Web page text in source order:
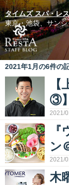
タイムズ スパ・レ
東京・池袋、サン
2021年1月の6件の
③
2021/
ン
2021/
木